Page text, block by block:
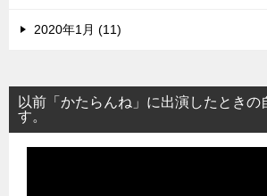
2020年1月 (11)
以前「かたらんね」に出演したときの
す。